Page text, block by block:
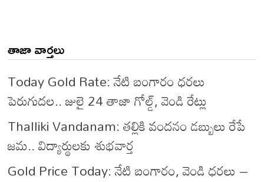
తాజా వార్తలు
Today Gold Rate: నేటి బంగారం ధరలు
పెరుగుదల.. జులై 24 తాజా గోల్డ్, వెండి రేట్లు
Thalliki Vandanam: తల్లికి వందనం డబ్బులు రేపే
జమ.. విద్యార్థులకు శుభవార్త
Gold Price Today: నేటి బంగారం, వెండి ధరలు –